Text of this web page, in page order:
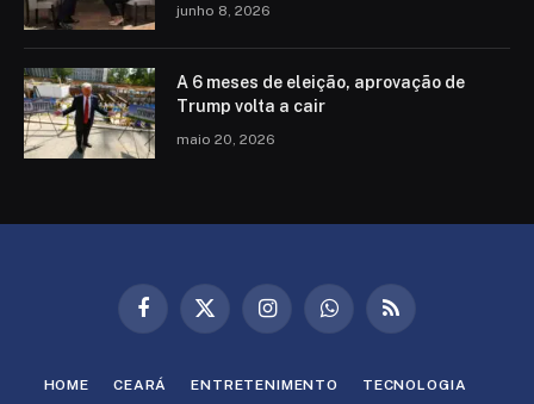
junho 8, 2026
A 6 meses de eleição, aprovação de
Trump volta a cair
maio 20, 2026
Facebook
X
InstagramWhatsAppRSS
HOME CEARÁ ENTRETENIMENTO TECNOLOGIA